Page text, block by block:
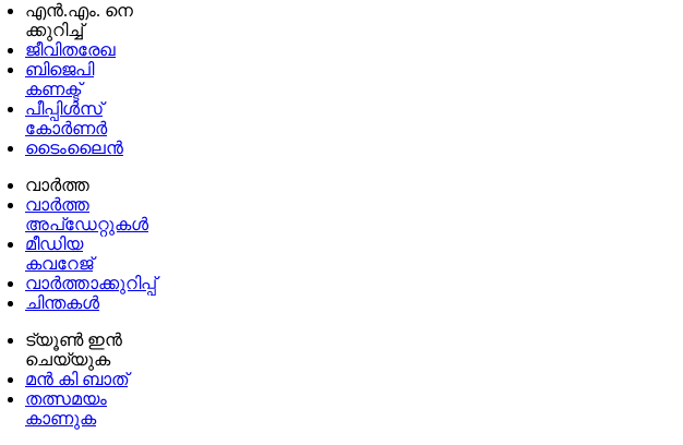
എൻ.എം. നെ
ക്കുറിച്ച്
ജീവിതരേഖ
ബിജെപി
കണക്ട്
പീപ്പിൾസ്
കോർണർ
ടൈംലൈൻ
വാർത്ത
വാർത്ത
അപ്ഡേറ്റുകൾ
മീഡിയ
കവറേജ്
വാർത്താക്കുറിപ്പ്
ചിന്തകൾ
ട്യൂൺ ഇൻ
ചെയ്യുക
മൻ കി ബാത്
തത്സമയം
കാണുക